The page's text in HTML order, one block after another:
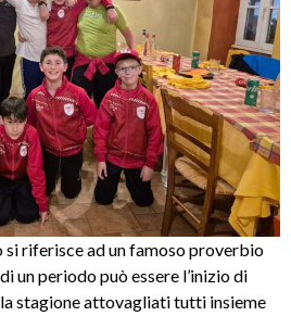
riferisce ad un famoso proverbio
un periodo può essere l’inizio di
stagione attovagliati tutti insieme